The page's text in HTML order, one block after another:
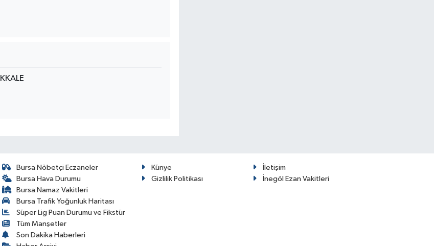
Bursa Nöbetçi Eczaneler
Bursa Hava Durumu
Bursa Namaz Vakitleri
Bursa Trafik Yoğunluk Haritası
Süper Lig Puan Durumu ve Fikstür
Tüm Manşetler
Son Dakika Haberleri
Künye
İletişim
Gizlilik Politikası
İnegöl Ezan Vakitleri